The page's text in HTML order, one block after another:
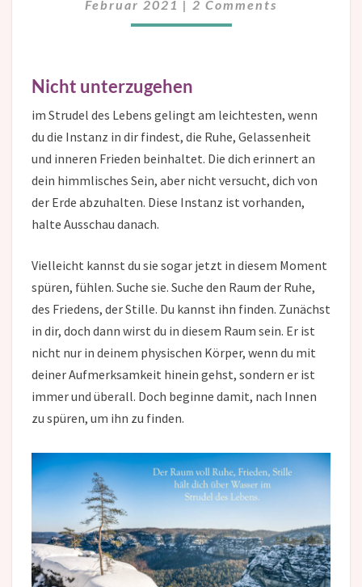
Februar 2021 | 2 Comments
Nicht unterzugehen
im Strudel des Lebens gelingt am leichtesten, wenn
du die Instanz in dir findest, die Ruhe, Gelassenheit
und inneren Frieden beinhaltet. Die dich erinnert an
dein himmlisches Sein, aber nicht versucht, dich von
der Erde abzuhalten. Diese Instanz ist vorhanden,
halte Ausschau danach.
Vielleicht kannst du sie sogar jetzt in diesem Moment
spüren, fühlen. Suche sie. Suche den Raum der Ruhe,
des Friedens, der Stille. Du kannst ihn finden. Zunächst
in dir, doch dann wirst du in diesem Raum sein. Er ist
nicht nur in deinem physischen Körper, wenn du mit
deiner Aufmerksamkeit hinein gehst, sondern er ist
immer und überall. Doch beginne damit, nach Innen
zu spüren, um ihn zu finden.